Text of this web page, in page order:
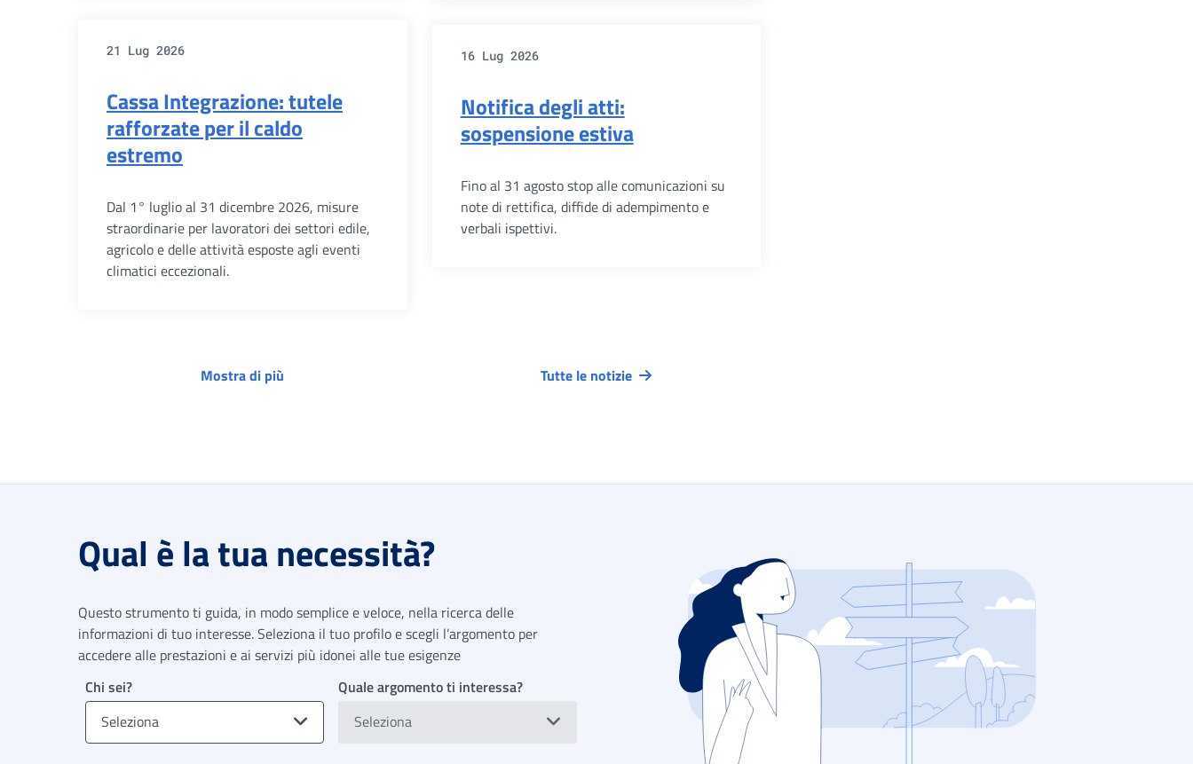
21 Lug 2026
Cassa Integrazione: tutele
rafforzate per il caldo
estremo
Dal 1° luglio al 31 dicembre 2026, misure
straordinarie per lavoratori dei settori edile,
agricolo e delle attività esposte agli eventi
climatici eccezionali.
16 Lug 2026
Notifica degli atti:
sospensione estiva
Fino al 31 agosto stop alle comunicazioni su
note di rettifica, diffide di adempimento e
verbali ispettivi.
Mostra di più Tutte le notizie
Qual è la tua necessità?
Questo strumento ti guida, in modo semplice e veloce, nella ricerca delle
informazioni di tuo interesse. Seleziona il tuo profilo e scegli l’argomento per
accedere alle prestazioni e ai servizi più idonei alle tue esigenze
Chi sei?
Seleziona
Quale argomento ti interessa?
Seleziona